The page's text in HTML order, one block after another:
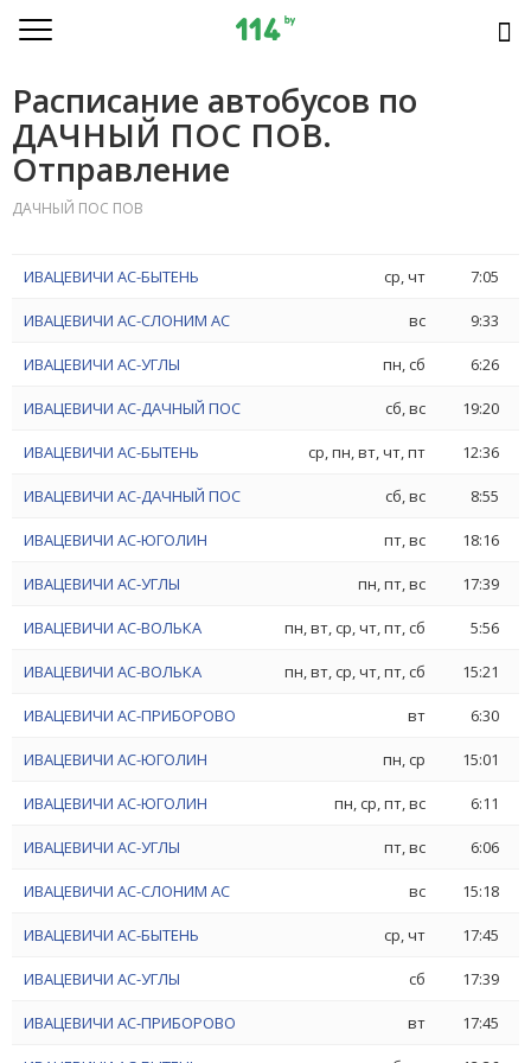
Расписание автобусов по
ДАЧНЫЙ ПОС ПОВ.
Отправление
ДАЧНЫЙ ПОС ПОВ
ИВАЦЕВИЧИ АС-БЫТЕНЬ ср, чт 7:05
ИВАЦЕВИЧИ АС-СЛОНИМ АС вс 9:33
ИВАЦЕВИЧИ АС-УГЛЫ пн, сб 6:26
ИВАЦЕВИЧИ АС-ДАЧНЫЙ ПОС сб, вс 19:20
ИВАЦЕВИЧИ АС-БЫТЕНЬ ср, пн, вт, чт, пт 12:36
ИВАЦЕВИЧИ АС-ДАЧНЫЙ ПОС сб, вс 8:55
ИВАЦЕВИЧИ АС-ЮГОЛИН пт, вс 18:16
ИВАЦЕВИЧИ АС-УГЛЫ пн, пт, вс 17:39
ИВАЦЕВИЧИ АС-ВОЛЬКА пн, вт, ср, чт, пт, сб 5:56
ИВАЦЕВИЧИ АС-ВОЛЬКА пн, вт, ср, чт, пт, сб 15:21
ИВАЦЕВИЧИ АС-ПРИБОРОВО вт 6:30
ИВАЦЕВИЧИ АС-ЮГОЛИН пн, ср 15:01
ИВАЦЕВИЧИ АС-ЮГОЛИН пн, ср, пт, вс 6:11
ИВАЦЕВИЧИ АС-УГЛЫ пт, вс 6:06
ИВАЦЕВИЧИ АС-СЛОНИМ АС вс 15:18
ИВАЦЕВИЧИ АС-БЫТЕНЬ ср, чт 17:45
ИВАЦЕВИЧИ АС-УГЛЫ сб 17:39
ИВАЦЕВИЧИ АС-ПРИБОРОВО вт 17:45